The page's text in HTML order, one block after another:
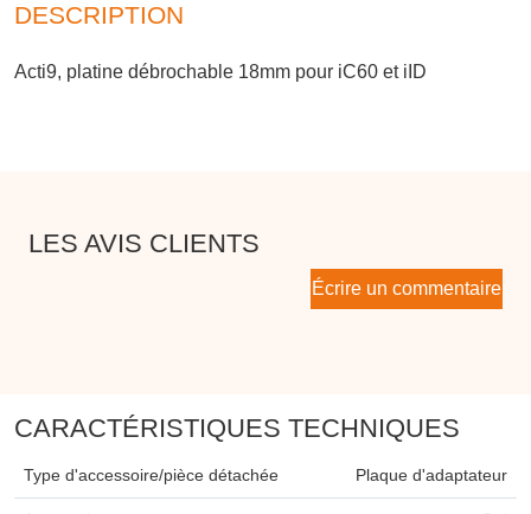
DESCRIPTION
Acti9, platine débrochable 18mm pour iC60 et iID
LES AVIS CLIENTS
Écrire un commentaire
CARACTÉRISTIQUES TECHNIQUES
Type d'accessoire/pièce détachée Plaque d'adaptateur